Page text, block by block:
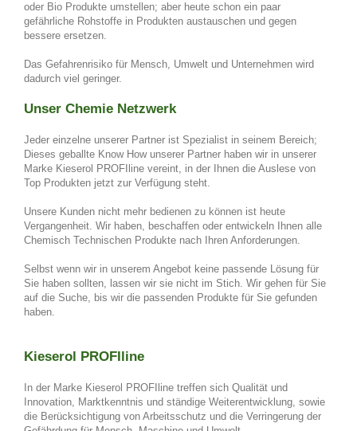
oder Bio Produkte umstellen; aber heute schon ein paar
gefährliche Rohstoffe in Produkten austauschen und gegen
bessere ersetzen.
Das Gefahrenrisiko für Mensch, Umwelt und Unternehmen wird
dadurch viel geringer.
Unser Chemie Netzwerk
Jeder einzelne unserer Partner ist Spezialist in seinem Bereich;
Dieses geballte Know How unserer Partner haben wir in unserer
Marke Kieserol PROFIline vereint, in der Ihnen die Auslese von
Top Produkten jetzt zur Verfügung steht.
Unsere Kunden nicht mehr bedienen zu können ist heute
Vergangenheit. Wir haben, beschaffen oder entwickeln Ihnen alle
Chemisch Technischen Produkte nach Ihren Anforderungen.
Selbst wenn wir in unserem Angebot keine passende Lösung für
Sie haben sollten, lassen wir sie nicht im Stich. Wir gehen für Sie
auf die Suche, bis wir die passenden Produkte für Sie gefunden
haben.
Kieserol PROFIline
In der Marke Kieserol PROFIline treffen sich Qualität und
Innovation, Marktkenntnis und ständige Weiterentwicklung, sowie
die Berücksichtigung von Arbeitsschutz und die Verringerung der